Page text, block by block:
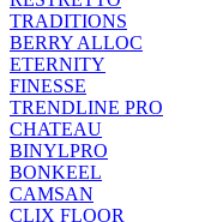
TRADITIONS
BERRY ALLOC
ETERNITY
FINESSE
TRENDLINE PRO
CHATEAU
BINYLPRO
BONKEEL
CAMSAN
CLIX FLOOR